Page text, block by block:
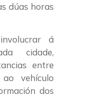
dúas horas
á
cidade,
entre
vehículo
dos